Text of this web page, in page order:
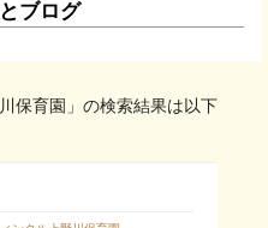
ブログ
保育園」の検索結果は以下